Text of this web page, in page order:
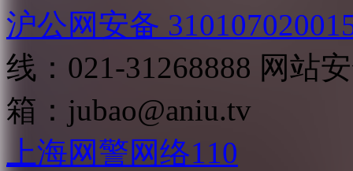
沪公网安备
线：021-31268888 网站
箱： jubao@aniu.tv
上海网警网络110